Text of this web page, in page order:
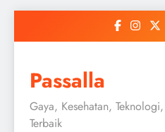
Passalla
Gaya, Kesehatan,
Terbaik